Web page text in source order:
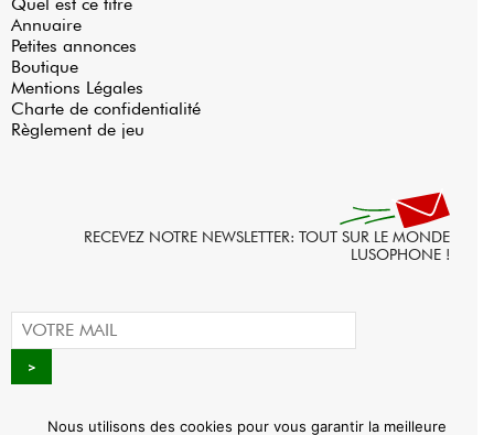
Annuaire
Petites annonces
Boutique
Mentions Légales
Charte de confidentialité
Règlement de jeu
RECEVEZ NOTRE NEWSLETTER: TOUT SUR LE MONDE
LUSOPHONE !
Nous utilisons des cookies pour vous garantir la meilleure